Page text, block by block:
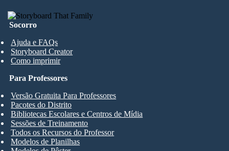
Socorro
Ajuda e FAQs
Storyboard Creator
Como imprimir
Para Professores
Versão Gratuita Para Professores
Pacotes do Distrito
Bibliotecas Escolares e Centros de Mídia
Sessões de Treinamento
Todos os Recursos do Professor
Modelos de Planilhas